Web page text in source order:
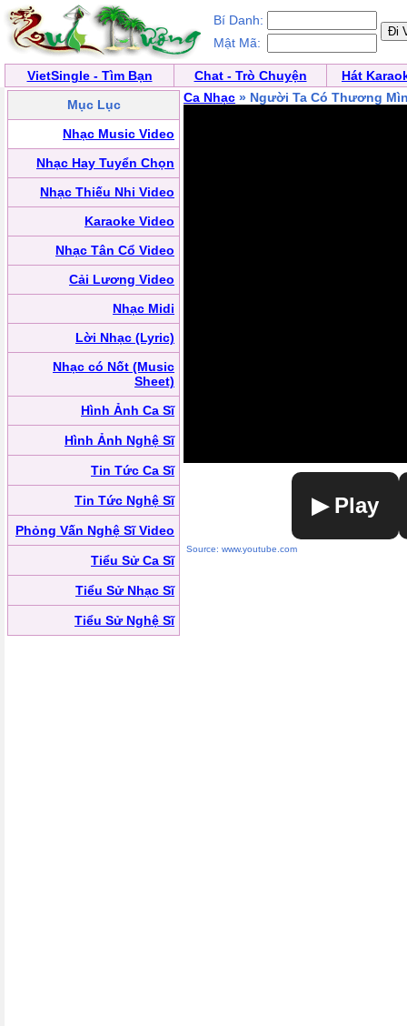
Bí Danh:
Mật Mã:
VietSingle - Tìm Bạn Chat - Trò Chuyện
Hát
Mục Lục
Nhạc Music Video
Nhạc Hay Tuyển Chọn
Nhạc Thiếu Nhi Video
Karaoke Video
Nhạc Tân Cổ Video
Cải Lương Video
Nhạc Midi
Lời Nhạc (Lyric)
Nhạc có Nốt (Music
Sheet)
Hình Ảnh Ca Sĩ
Hình Ảnh Nghệ Sĩ
Tin Tức Ca Sĩ
Tin Tức Nghệ Sĩ
Phỏng Vấn Nghệ Sĩ Video
Tiểu Sử Ca Sĩ
Tiểu Sử Nhạc Sĩ
Tiểu Sử Nghệ Sĩ
Ca Nhạc » Người Ta Có Thương
▶ Play
Source: www.youtube.com